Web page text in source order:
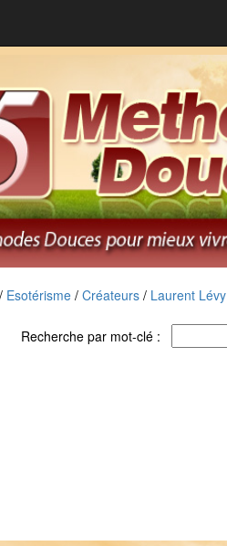
/ Esotérisme / Créateurs / Laurent Lévy
Recherche par mot-clé :